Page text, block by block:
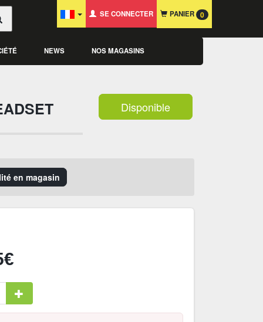
SE CONNECTER PANIER 0
NEWS NOS MAGASINS
Disponible
en magasin